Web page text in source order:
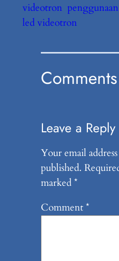
videotron
led videotron
Comments
Leave a Reply
Your email
published.
marked*
Comment*